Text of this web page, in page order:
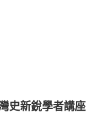
史新銳學者講座